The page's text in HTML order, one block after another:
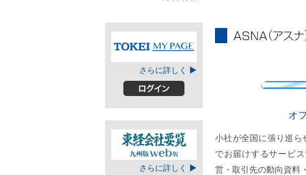
オ
小社が全国に張り巡ら
でお届けするサービ
営・取引先の動向資料
TOKEIマイページ
さらに詳しく ▶
東経会社要覧web
さらに詳しく ▶